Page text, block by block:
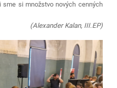
si množstvo nových cenných
(Alexander Kalan, III.EP)